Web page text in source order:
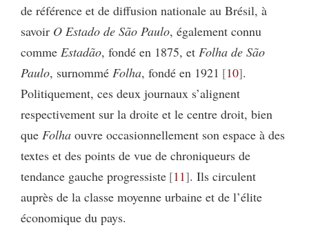
de référence et de diffusion nationale au Brésil, à
savoir O Estado de São Paulo, également connu
comme Estadão, fondé en 1875, et Folha de São
Paulo, surnommé Folha, fondé en 1921 10 .
Politiquement, ces deux journaux s’alignent
respectivement sur la droite et le centre droit, bien
que Folha ouvre occasionnellement son espace à des
textes et des points de vue de chroniqueurs de
tendance gauche progressiste 11 . Ils circulent
auprès de la classe moyenne urbaine et de l’élite
économique du pays.